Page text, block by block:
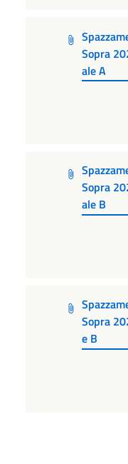
Sopra
ale A
Sopra
ale B
Sopra
e B